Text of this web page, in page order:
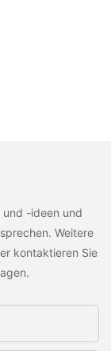
-ideen und
Weitere
kontaktieren Sie